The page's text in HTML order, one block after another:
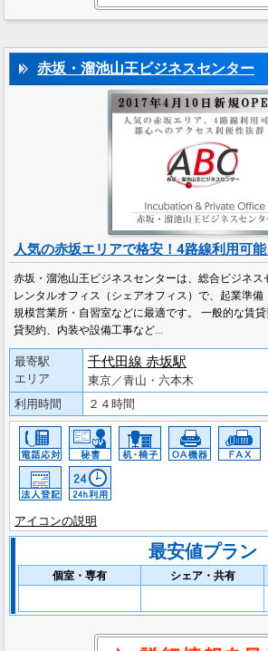
赤坂・溜池山王ビジネスセンター
人気の赤坂エリアで格安！4路線利用可能
赤坂・溜池山王ビジネスセンターは、総合ビジネ
レンタルオフィス（シェアオフィス）で、起業準備
規模営業所・自習室などに最適です。 一般的な賃
貸契約、内装や設備工事など…
最寄駅
エリア
千代田線 赤坂駅
東京／青山・六本木
利用時間
２４時間
アイコンの説明
最安値プラン
個室・専有 シェア・共有